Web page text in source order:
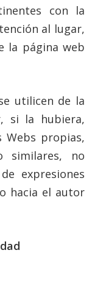
con la
al lugar,
la página web
utilicen de la
si la hubiera,
Webs propias,
similares, no
expresiones
hacia el autor